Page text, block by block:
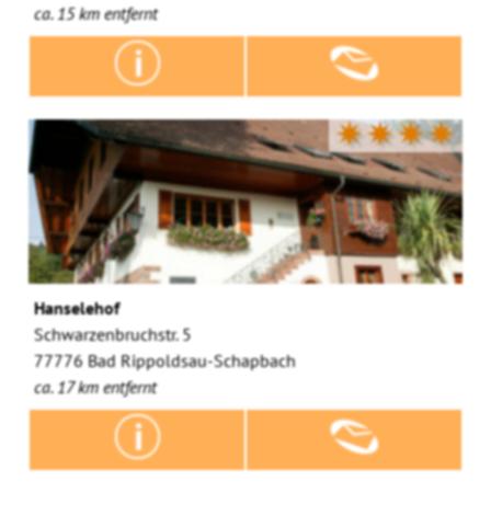
ca. 15 km entfernt
✷✷✷✷
Hanselehof
Schwarzenbruchstr. 5
77776 Bad Rippoldsau-Schapbach
ca. 17 km entfernt